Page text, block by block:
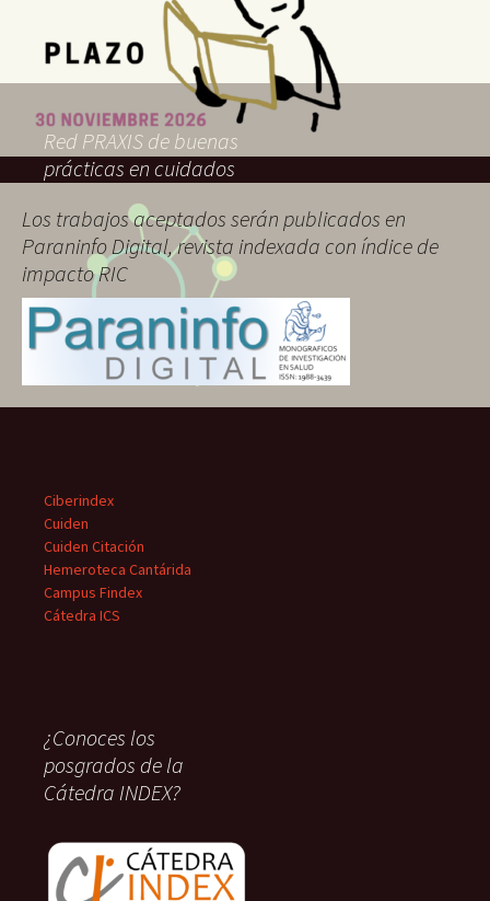
Los trabajos aceptados serán publicados en
Paraninfo Digital, revista indexada con índice de
impacto RIC
Red PRAXIS de buenas
prácticas en cuidados
Ciberindex
Cuiden
Cuiden Citación
Hemeroteca Cantárida
Campus Findex
Cátedra ICS
¿Conoces los
posgrados de la
Cátedra INDEX?